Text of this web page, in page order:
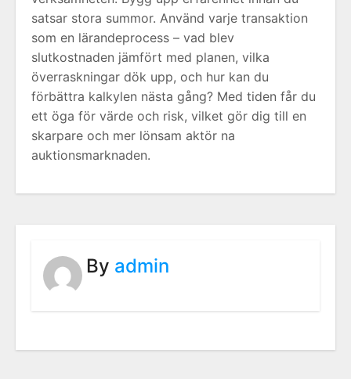
satsar stora summor. Använd varje transaktion
som en lärandeprocess – vad blev
slutkostnaden jämfört med planen, vilka
överraskningar dök upp, och hur kan du
förbättra kalkylen nästa gång? Med tiden får du
ett öga för värde och risk, vilket gör dig till en
skarpare och mer lönsam aktör na
auktionsmarknaden.
By admin